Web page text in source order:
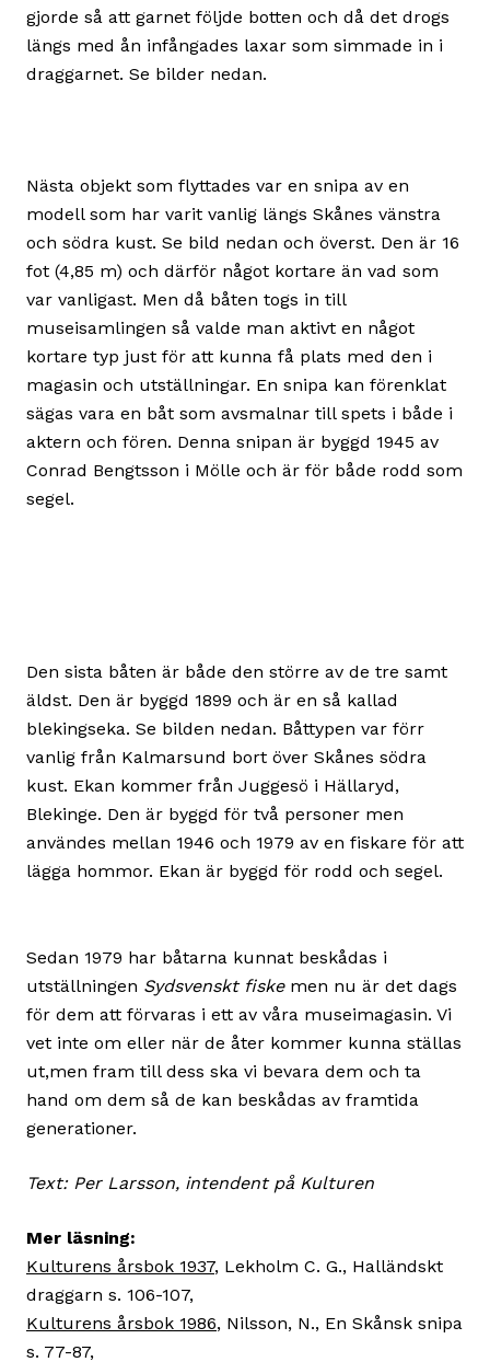
gjorde så att garnet följde botten och då det drogs
längs med ån infångades laxar som simmade in i
draggarnet. Se bilder nedan.
Nästa objekt som flyttades var en snipa av en
modell som har varit vanlig längs Skånes vänstra
och södra kust. Se bild nedan och överst. Den är 16
fot (4,85 m) och därför något kortare än vad som
var vanligast. Men då båten togs in till
museisamlingen så valde man aktivt en något
kortare typ just för att kunna få plats med den i
magasin och utställningar. En snipa kan förenklat
sägas vara en båt som avsmalnar till spets i både i
aktern och fören. Denna snipan är byggd 1945 av
Conrad Bengtsson i Mölle och är för både rodd som
segel.
Den sista båten är både den större av de tre samt
äldst. Den är byggd 1899 och är en så kallad
blekingseka. Se bilden nedan. Båttypen var förr
vanlig från Kalmarsund bort över Skånes södra
kust. Ekan kommer från Juggesö i Hällaryd,
Blekinge. Den är byggd för två personer men
användes mellan 1946 och 1979 av en fiskare för att
lägga hommor. Ekan är byggd för rodd och segel.
Sedan 1979 har båtarna kunnat beskådas i
utställningen Sydsvenskt fiskemen nu är det dags
för dem att förvaras i ett av våra museimagasin. Vi
vet inte om eller när de åter kommer kunna ställas
ut,men fram till dess ska vi bevara dem och ta
hand om dem så de kan beskådas av framtida
generationer.
Text: Per Larsson, intendent på Kulturen
Mer läsning:
Kulturens årsbok 1937, Lekholm C. G., Halländskt
draggarn s. 106-107,
Kulturens årsbok 1986, Nilsson, N., En Skånsk snipa
s. 77-87,